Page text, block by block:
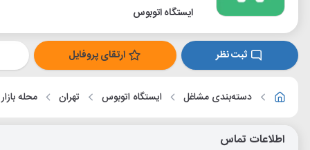
ایستگاه اتوبوس
ثبت نظر ارتقای پروفایل
دسته‌بندی مشاغل ایستگاه اتوبوس تهران محله بازار
اطلاعات تماس